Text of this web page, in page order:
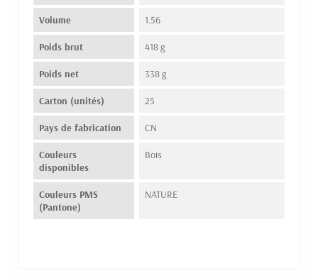
Volume 1.56
Poids brut 418 g
Poids net 338 g
Carton (unités) 25
Pays de fabrication CN
Couleurs
disponibles
Bois
Couleurs PMS
(Pantone)
NATURE